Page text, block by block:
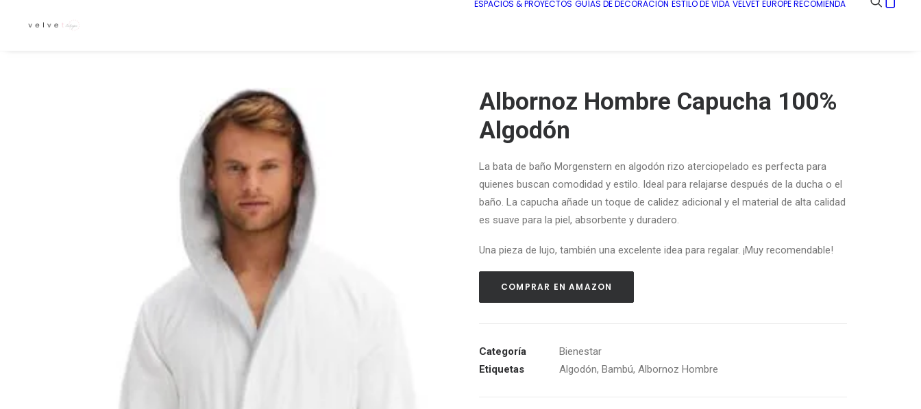
ESPACIOS & PROYECTOS GUÍAS DE DECORACIÓN ESTILO DE VIDA VELVET EUROPE RECOMIENDA
Albornoz Hombre Capucha 100%
Algodón
La bata de baño Morgenstern en algodón rizo aterciopelado es perfecta para
quienes buscan comodidad y estilo. Ideal para relajarse después de la ducha o el
baño. La capucha añade un toque de calidez adicional y el material de alta calidad
es suave para la piel, absorbente y duradero.
Una pieza de lujo, también una excelente idea para regalar. ¡Muy recomendable!
COMPRAR EN AMAZON
Categoría
Bienestar
Etiquetas
Algodón, Bambú, Albornoz Hombre